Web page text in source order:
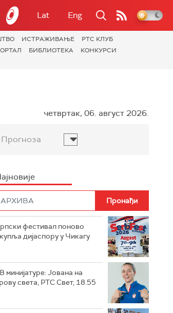
Lat Eng
ИСТРАЖИВАЊЕ
РТС КЛУБ
БИБЛИОТЕКА
КОНКУРСИ
четвртак, 06. август 2026.
Прогноза
фестивал поново
дијаспору у Чикагу
минијатуре: Јована на
света, РТС Свет, 18.55